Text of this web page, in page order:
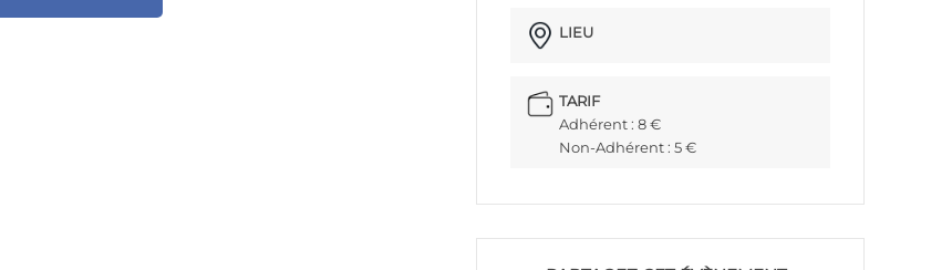
LIEU
TARIF
Adhérent : 8 €
Non-Adhérent : 5 €